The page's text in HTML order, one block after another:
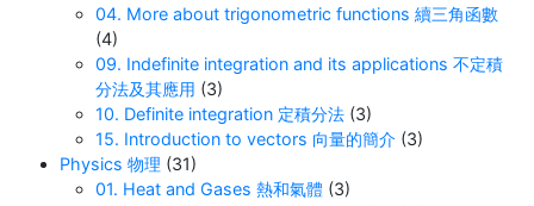
04. More about trigonometric functions 續三角函數
(4)
09. Indefinite integration and its applications 不定積
分法及其應用 (3)
10. Definite integration 定積分法 (3)
15. Introduction to vectors 向量的簡介 (3)
Physics 物理 (31)
01. Heat and Gases 熱和氣體 (3)